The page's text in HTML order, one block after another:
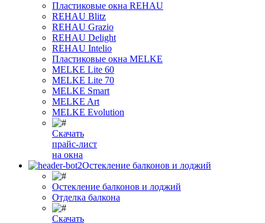
Пластиковые окна REHAU
REHAU Blitz
REHAU Grazio
REHAU Delight
REHAU Intelio
Пластиковые окна MELKE
MELKE Lite 60
MELKE Lite 70
MELKE Smart
MELKE Art
MELKE Evolution
Скачать
прайс-лист
на окна
Остекление балконов и лоджий
Остекление балконов и лоджий
Отделка балкона
Скачать